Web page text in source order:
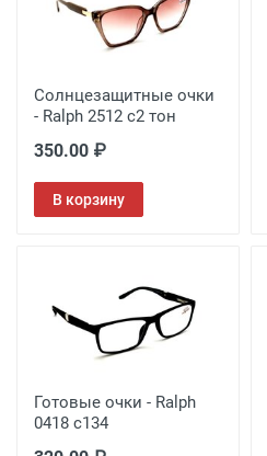
Солнцезащитные очки
- Ralph 2512 с2 тон
350.00 ₽
В корзину
Готовые очки - Ralph
0418 с134